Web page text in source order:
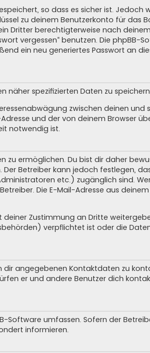
so dass es sicher ist.
zu deinem Benutzerkonto für
Dritter berechtigterweise nach
vergessen“ benutzen. Die
ein neu generiertes Passwort an
spezifizierten Daten zu
zwischen deinen und
und der von deinem Browser
notwendig ist.
zu ermöglichen. Du bist dir daher
Betreiber kann jedoch festlegen,
etc.) zugänglich sind.
Die E-Mail-Adresse aus
Zustimmung an Dritte
verpflichtet ist oder die
angegebenen Kontaktdaten zu
er und andere Benutzer dich
Software umfassen. Sofern der
informieren.